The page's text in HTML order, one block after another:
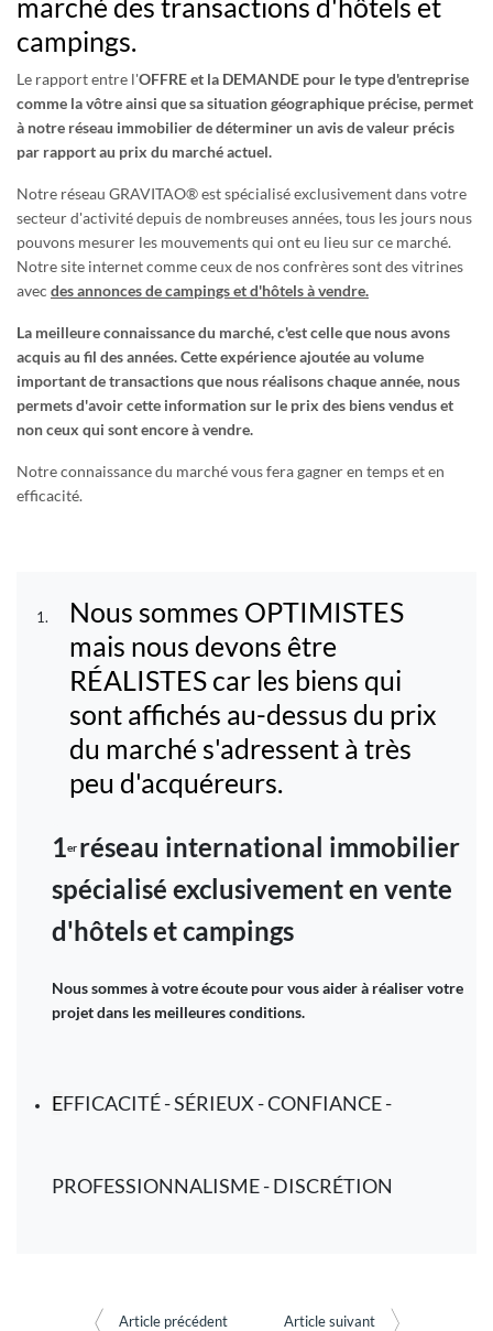
campings.
Le rapport entre l'OFFRE et la DEMANDE pour le type d'entreprise
comme la vôtre ainsi que sa situation géographique précise, permet
à notre réseau immobilier de déterminer un avis de valeur précis
par rapport au prix du marché actuel.
Notre réseau GRAVITAO® est spécialisé exclusivement dans votre
secteur d'activité depuis de nombreuses années, tous les jours nous
pouvons mesurer les mouvements qui ont eu lieu sur ce marché.
Notre site internet comme ceux de nos confrères sont des vitrines
avec des annonces de campings et d'hôtels à vendre.
La meilleure connaissance du marché, c'est celle que nous avons
acquis au fil des années. Cette expérience ajoutée au volume
important de transactions que nous réalisons chaque année, nous
permets d'avoir cette information sur le prix des biens vendus et
non ceux qui sont encore à vendre.
Notre connaissance du marché vous fera gagner en temps et en
efficacité.
Nous sommes OPTIMISTES
mais nous devons être
RÉALISTES car les biens qui
sont affichés au-dessus du prix
du marché s'adressent à très
peu d'acquéreurs.
1er réseau international immobilier
spécialisé exclusivement en vente
d'hôtels et campings
Nous sommes à votre écoute pour vous aider à réaliser votre
projet dans les meilleures conditions.
EFFICACITÉ - SÉRIEUX - CONFIANCE -
PROFESSIONNALISME - DISCRÉTION
Article précédent Article suivant